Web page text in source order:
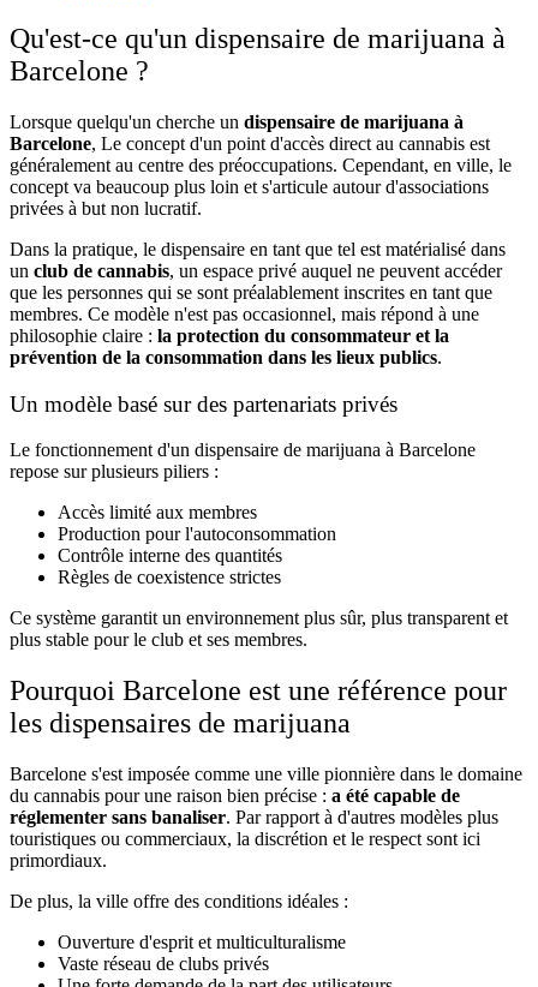
Qu'est-ce qu'un dispensaire de marijuana à
Barcelone ?
Lorsque quelqu'un cherche un dispensaire de marijuana à
Barcelone, Le concept d'un point d'accès direct au cannabis est
généralement au centre des préoccupations. Cependant, en ville, le
concept va beaucoup plus loin et s'articule autour d'associations
privées à but non lucratif.
Dans la pratique, le dispensaire en tant que tel est matérialisé dans
un club de cannabis, un espace privé auquel ne peuvent accéder
que les personnes qui se sont préalablement inscrites en tant que
membres. Ce modèle n'est pas occasionnel, mais répond à une
philosophie claire : la protection du consommateur et la
prévention de la consommation dans les lieux publics.
Un modèle basé sur des partenariats privés
Le fonctionnement d'un dispensaire de marijuana à Barcelone
repose sur plusieurs piliers :
Accès limité aux membres
Production pour l'autoconsommation
Contrôle interne des quantités
Règles de coexistence strictes
Ce système garantit un environnement plus sûr, plus transparent et
plus stable pour le club et ses membres.
Pourquoi Barcelone est une référence pour
les dispensaires de marijuana
Barcelone s'est imposée comme une ville pionnière dans le domaine
du cannabis pour une raison bien précise : a été capable de
réglementer sans banaliser. Par rapport à d'autres modèles plus
touristiques ou commerciaux, la discrétion et le respect sont ici
primordiaux.
De plus, la ville offre des conditions idéales :
Ouverture d'esprit et multiculturalisme
Vaste réseau de clubs privés